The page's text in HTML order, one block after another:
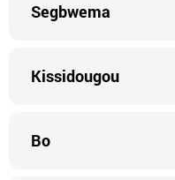
Segbwema
Kissidougou
Bo